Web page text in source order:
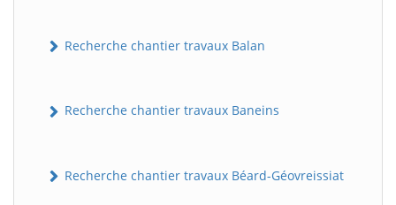
Recherche chantier travaux Balan
Recherche chantier travaux Baneins
Recherche chantier travaux Béard-Géovreissiat